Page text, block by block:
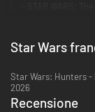
- STAR WARS
- STAR WARS
- STAR WARS
- STAR WARS
Star Wars
Star Wars: Hunters -
2026
Recensione